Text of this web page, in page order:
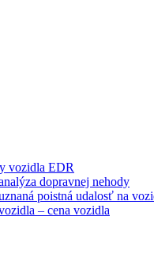
vozidla EDR
dopravnej nehody
poistná udalosť na
– cena vozidla